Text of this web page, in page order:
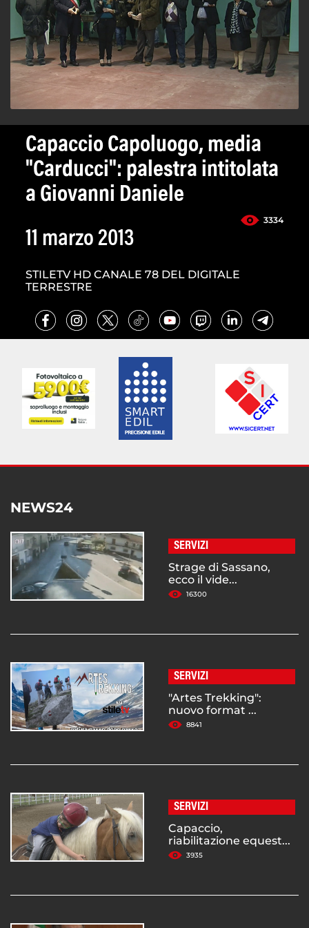
Capaccio Capoluogo, media
"Carducci": palestra intitolata
a Giovanni Daniele
3334
11 marzo 2013
STILETV HD CANALE 78 DEL DIGITALE
TERRESTRE
NEWS24
SERVIZI
Strage di Sassano,
ecco il vide...
16300
SERVIZI
"Artes Trekking":
nuovo format ...
8841
SERVIZI
Capaccio,
riabilitazione equest...
3935